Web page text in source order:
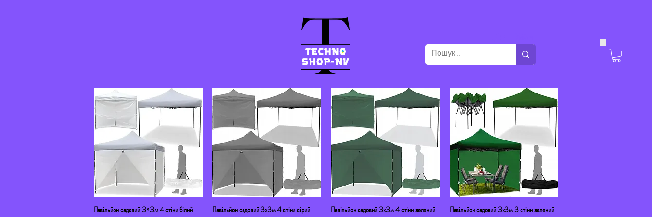
Швидкий перегляд
Павільйон садовий 3×3м 4 стіни білий
Швидкий перегляд
Павільйон садовий 3х3м 4 стіни сірий
Швидкий перегляд
Павільйон садовий 3х3м 4 стіни зелений
Швидкий перегляд
Павільйон садовий 3х3м 3 стіни зелений